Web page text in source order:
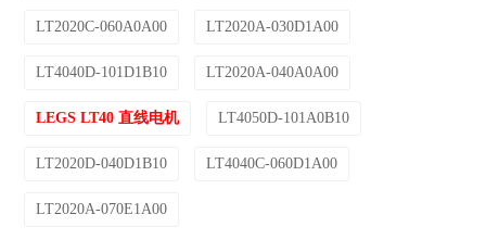
LT2020C-060A0A00 LT2020A-030D1A00
LT4040D-101D1B10 LT2020A-040A0A00
LEGS LT40 直线电机 LT4050D-101A0B10
LT2020D-040D1B10 LT4040C-060D1A00
LT2020A-070E1A00